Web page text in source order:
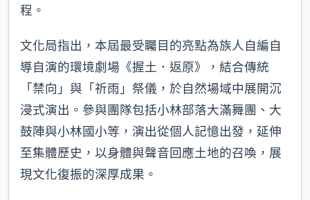
程。
文化局指出，本屆最受矚目的亮點為族人自編自
導自演的環境劇場《握土．返原》，結合傳統
「禁向」與「祈雨」祭儀，於自然場域中展開沉
浸式演出。參與團隊包括小林部落大滿舞團、大
鼓陣與小林國小等，演出從個人記憶出發，延伸
至集體歷史，以身體與聲音回應土地的召喚，展
現文化復振的深厚成果。